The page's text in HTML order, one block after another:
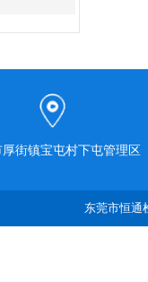
厚街镇宝屯村下屯管理区
东莞市恒通